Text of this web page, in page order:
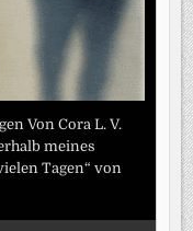
Von Cora L. V.
meines
Tagen“ von